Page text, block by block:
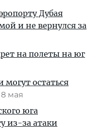
Дубая
и не вернулся за
на полеты на юг
могут остаться
8 мая
юга
из-за атаки